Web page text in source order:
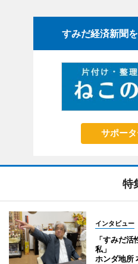
すみだ経済新聞
サポー
特
インタビュー
「すみだ
私」
ホンダ地所